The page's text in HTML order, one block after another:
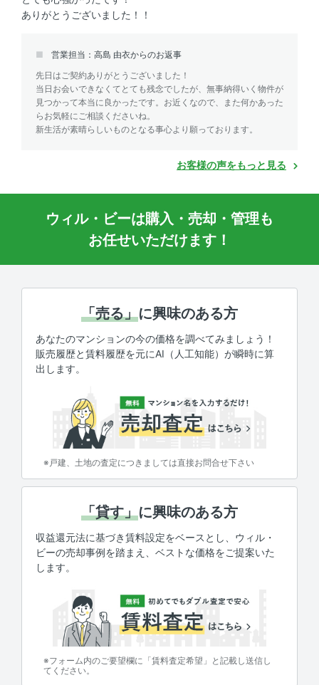
ありがとうございました！！
営業担当：高島 由衣からのお返事
先日はご契約ありがとうございました！
当日お会いできなくてとても残念でしたが、無事納得いく物件が
見つかって本当に良かったです。お近くなので、また何かあった
らお気軽にご相談くださいね。
新生活が素晴らしいものとなる事心より願っております。
お客様の声をもっと見る
ウィル・ビーは購入・売却・管理も
お任せいただけます！
「売る」に興味のある方
あなたのマンションの今の価格を調べてみましょう！
販売履歴と賃料履歴を元にAI（人工知能）が瞬時に算
出します。
※戸建、土地の査定につきましては直接お問合せ下さい
「貸す」に興味のある方
収益還元法に基づき賃料設定をベースとし、ウィル・
ビーの売却事例を踏まえ、ベストな価格をご提案いた
します。
※フォーム内のご要望欄に「賃料査定希望」と記載し送信し
てください。